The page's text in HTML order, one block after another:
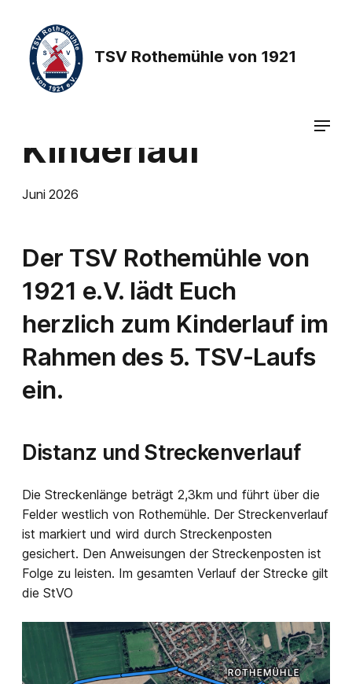
TSV Rothemühle von 1921
Kinderlauf
Juni 2026
Der TSV Rothemühle von
1921 e.V. lädt Euch
herzlich zum Kinderlauf im
Rahmen des 5. TSV-Laufs
ein.
Distanz und Streckenverlauf
Die Streckenlänge beträgt 2,3km und führt über die
Felder westlich von Rothemühle. Der Streckenverlauf
ist markiert und wird durch Streckenposten
gesichert. Den Anweisungen der Streckenposten ist
Folge zu leisten. Im gesamten Verlauf der Strecke gilt
die StVO